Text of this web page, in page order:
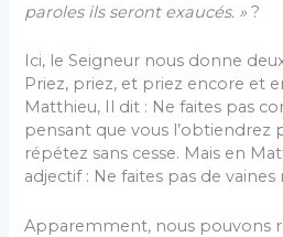
paroles ils seront exaucés. » ?
Ici, le Seigneur nous donne
Priez, priez, et priez encore et
Matthieu, Il dit : Ne faites pas
pensant que vous l’obtiendrez
répétez sans cesse. Mais en
adjectif : Ne faites pas de
Apparemment, nous pouvons